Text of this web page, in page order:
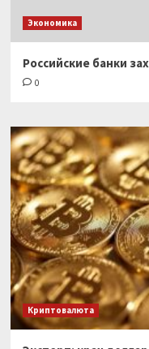
Экономика
Российские банки
0
Криптовалюта